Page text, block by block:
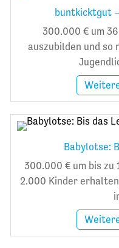
buntkicktgut
300.000 € um
auszubilden und so
Babylotse:
300.000 € um bis zu
2.000 Kinder